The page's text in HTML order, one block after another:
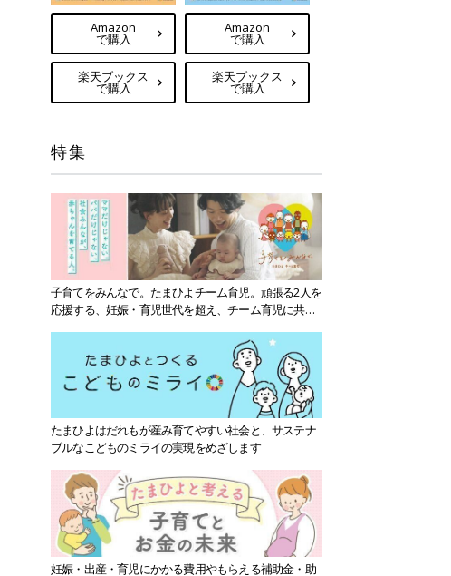
Amazon
で購入
楽天ブックス
で購入
Amazon
で購入
楽天ブックス
で購入
特集
子育てをみんなで。たまひよチーム育児。頑張る2人を
応援する、妊娠・育児世代を超え、チーム育児に共感
たまひよはだれもが産み育てやすい社会と、サステナ
ブルなこどものミライの実現をめざします
妊娠・出産・育児にかかる費用やもらえる補助金・助